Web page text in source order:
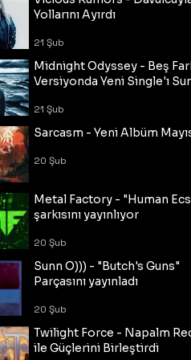
Yollarını Ayırdı
21 Şub
Midnight Odyssey - Beş
Versiyonda Yeni Single'ı
21 Şub
Sarcasm - Yeni Albüm
20 Şub
Metal Factory - "Human
şarkısını yayınlıyor
20 Şub
Sunn O))) - "Butch's Guns"
Parçasını yayınladı
20 Şub
Twilight Force - Napalm
ile Güçlerini Birleştirdi